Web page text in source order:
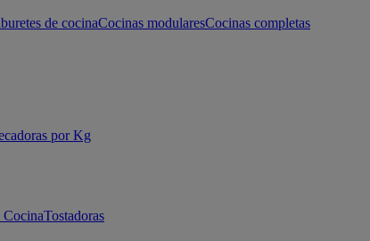
de cocinaCocinas modularesCocinas completas
por Kg
CocinaTostadoras